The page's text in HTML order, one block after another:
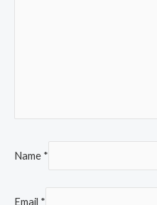
Name *
Email *